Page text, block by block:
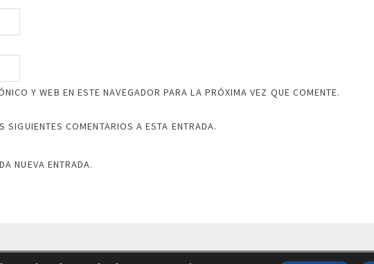
Y WEB EN ESTE NAVEGADOR PARA LA PRÓXIMA VEZ QUE COMENTE.
SIGUIENTES COMENTARIOS A ESTA ENTRADA.
NUEVA ENTRADA.